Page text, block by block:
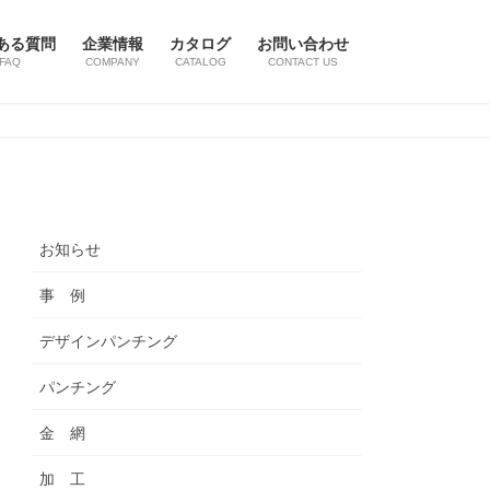
る質問
FAQ
企業情報
COMPANY
カタログ
CATALOG
お問い合わせ
CONTACT US
お知らせ
事 例
デザインパンチング
パンチング
金 網
加 工